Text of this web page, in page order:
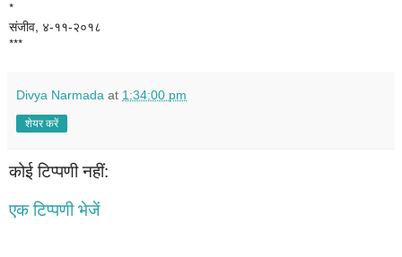
संजीव, ४-११-२०१८
***
Divya Narmada at 1:34:00 pm
शेयर करें
कोई टिप्पणी नहीं:
एक टिप्पणी भेजें